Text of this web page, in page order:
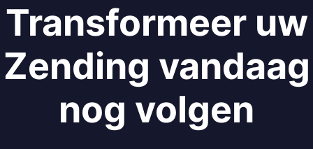
Transformeer uw
Zending vandaag
nog volgen